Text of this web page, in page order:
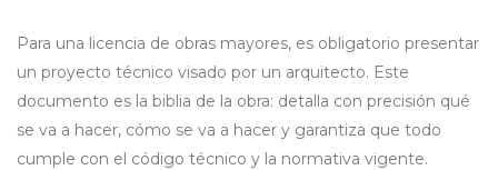
Para una licencia de obras mayores, es obligatorio presentar
un proyecto técnico visado por un arquitecto. Este
documento es la biblia de la obra: detalla con precisión qué
se va a hacer, cómo se va a hacer y garantiza que todo
cumple con el código técnico y la normativa vigente.